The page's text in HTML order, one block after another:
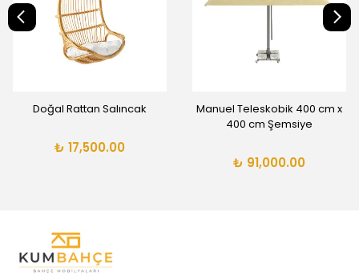
Doğal Rattan Salıncak
₺ 17,500.00
Manuel Teleskobik 400 cm x
400 cm Şemsiye
₺ 91,000.00